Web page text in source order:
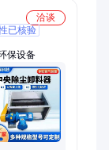
洽谈
已核验
保设备